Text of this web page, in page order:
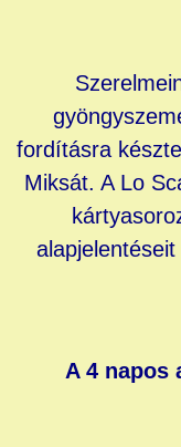
fordításra
Miksát. A Lo
A 4 napos